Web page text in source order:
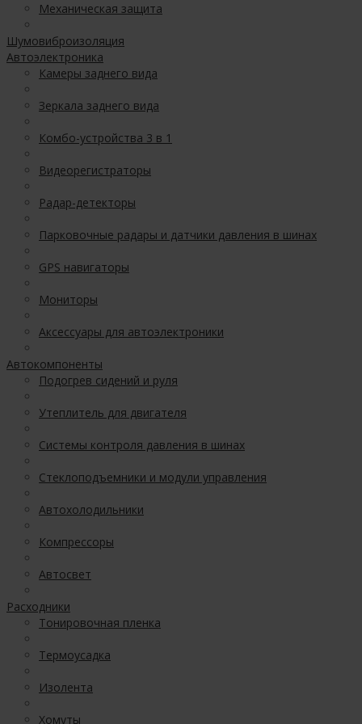
Механическая защита
Шумовиброизоляция
Автоэлектроника
Камеры заднего вида
Зеркала заднего вида
Комбо-устройства 3 в 1
Видеорегистраторы
Радар-детекторы
Парковочные радары и датчики давления в шинах
GPS навигаторы
Мониторы
Аксессуары для автоэлектроники
Автокомпоненты
Подогрев сидений и руля
Утеплитель для двигателя
Системы контроля давления в шинах
Стеклоподъемники и модули управления
Автохолодильники
Компрессоры
Автосвет
Расходники
Тонировочная пленка
Термоусадка
Изолента
Хомуты